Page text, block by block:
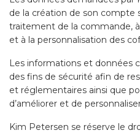
de la création de son compte
traitement de la commande,
et à la personnalisation des
Les informations et données
des fins de sécurité afin de
et réglementaires ainsi que
d’améliorer et de
Kim Petersen se réserve le